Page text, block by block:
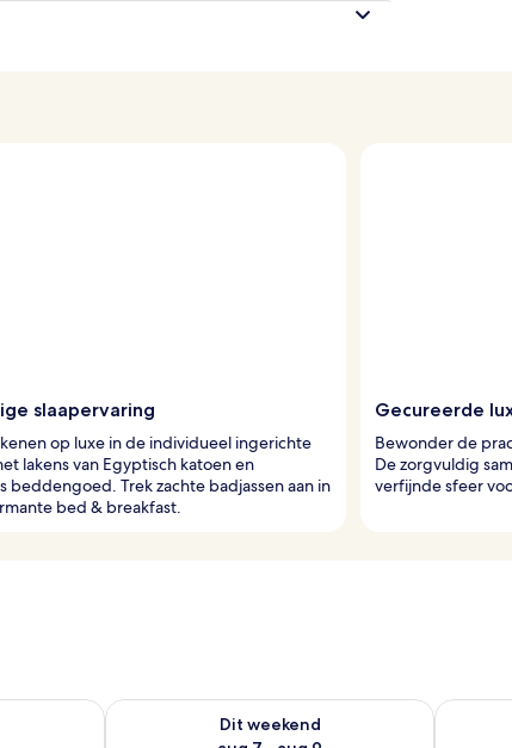
slaapervaring
op luxe in de individueel ingerichte
lakens van Egyptisch katoen en
beddengoed. Trek zachte badjassen aan in
bed & breakfast.
Gecureerde
Bewonder de
De zorgvuldig
verfijnde sfeer
voor morgen aug 8 - aug 9
Dit weekend
De beschikbaarheid controleren voor ditDe